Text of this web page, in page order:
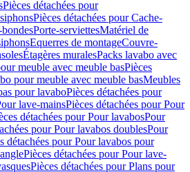
Pièces détachées pour
Pièces détachées pour Cache-
Porte-serviettesMatériel de
Equerres de montageCouvre-
Étagères muralesPacks lavabo avec
meuble avec meuble basPièces
pour meuble avec meuble basMeubles
pour lavaboPièces détachées pour
lave-mainsPièces détachées pour Pour
détachées pour Pour lavabosPour
pour Pour lavabos doublesPour
détachées pour Pour lavabos pour
Pièces détachées pour Pour lave-
Pièces détachées pour Plans pour